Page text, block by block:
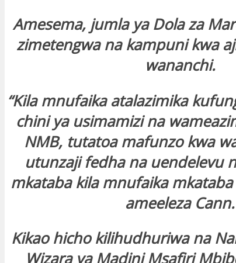
Amesema, jumla ya Dola za
zimetengwa na kampuni kwa
wananchi.
“Kila mnufaika atalazimika
chini ya usimamizi na
NMB, tutatoa mafunzo kwa
utunzaji fedha na uendelevu
mkataba kila mnufaika
ameeleza Cann.
Kikao hicho kilihudhuriwa na
Wizara ya Madini Msafiri